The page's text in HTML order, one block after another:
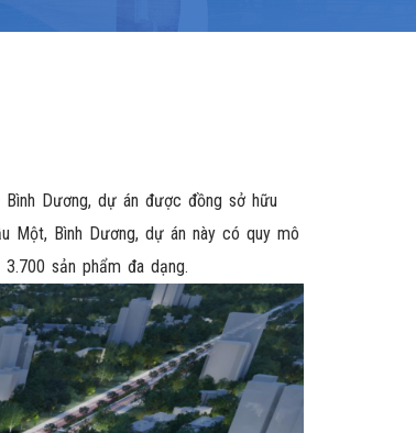
Dương, dự án được đồng sở hữu
Một, Bình Dương, dự án này có quy mô
sản phẩm đa dạng.